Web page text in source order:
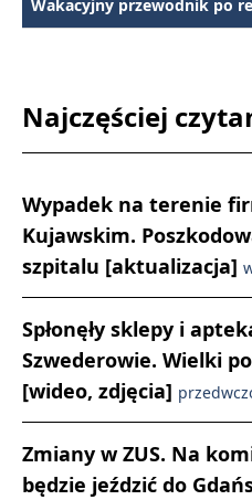
Wakacyjny przewodnik po
Najczęściej
Wypadek na terenie
Kujawskim.
szpitalu [aktualizacja]
Spłonęły sklepy i
Szwederowie. Wielki
[wideo, zdjęcia]
Zmiany w ZUS. Na
będzie jeździć do